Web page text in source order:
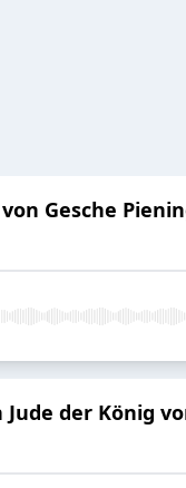
Gesche
der König